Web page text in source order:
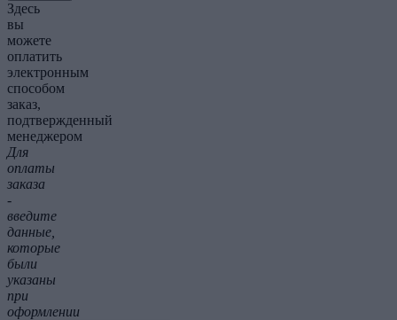
Здесь
вы
можете
оплатить
электронным
способом
заказ,
подтвержденный
менеджером
Для
оплаты
заказа
-
введите
данные,
которые
были
указаны
при
оформлении